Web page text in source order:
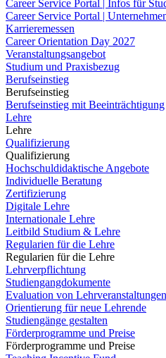
Career Service Portal | Infos für
Career Service Portal |
Karrieremessen
Career Orientation Day 2027
Veranstaltungsangebot
Studium und Praxisbezug
Berufseinstieg
Berufseinstieg
Berufseinstieg mit Beeinträchtigung
Lehre
Lehre
Qualifizierung
Qualifizierung
Hochschuldidaktische Angebote
Individuelle Beratung
Zertifizierung
Digitale Lehre
Internationale Lehre
Leitbild Studium & Lehre
Regularien für die Lehre
Regularien für die Lehre
Lehrverpflichtung
Studiengangdokumente
Evaluation von Lehrveranstaltungen
Orientierung für neue Lehrende
Studiengänge gestalten
Förderprogramme und Preise
Förderprogramme und Preise